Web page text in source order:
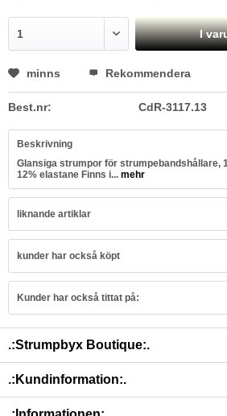
I
minns Rekommendera
Best.nr: CdR-3117.13
Beskrivning
Glansiga strumpor för strumpebandshållare,
12% elastane Finns i... mehr
liknande artiklar
kunder har också köpt
Kunder har också tittat på:
.:Strumpbyx Boutique:.
.:Kundinformation:.